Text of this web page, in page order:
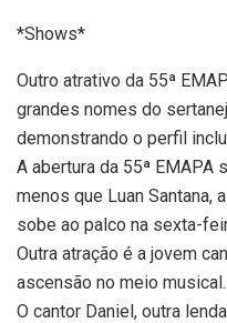
*Shows*
Outro atrativo da 55ª
grandes nomes do
demonstrando o perfil
A abertura da 55ª EMAPA
menos que Luan Santana,
sobe ao palco na sexta-
Outra atração é a jovem
ascensão no meio musical.
O cantor Daniel, outra